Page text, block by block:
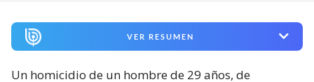
VER RESUMEN
Un homicidio de un hombre de 29 años, de